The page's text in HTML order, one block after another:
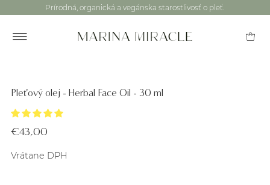
Prírodná, organická a vegánska starostlivosť o pleť.
Pleťový olej - Herbal Face Oil - 30 ml
€43,00
Vrátane DPH